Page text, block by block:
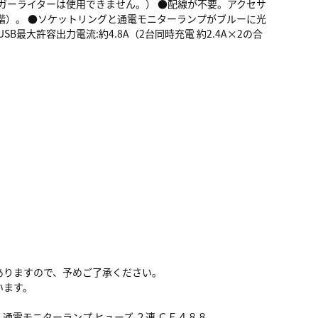
ライターは使用できません。） ●配線が不要。アクセサ
。 ●ソケットリングと通電モニターランプがブルーに光
最大許容出力電流:約4.8A（2台同時充電 約2.4A×2の合
ますので、予めご了承ください。
す。